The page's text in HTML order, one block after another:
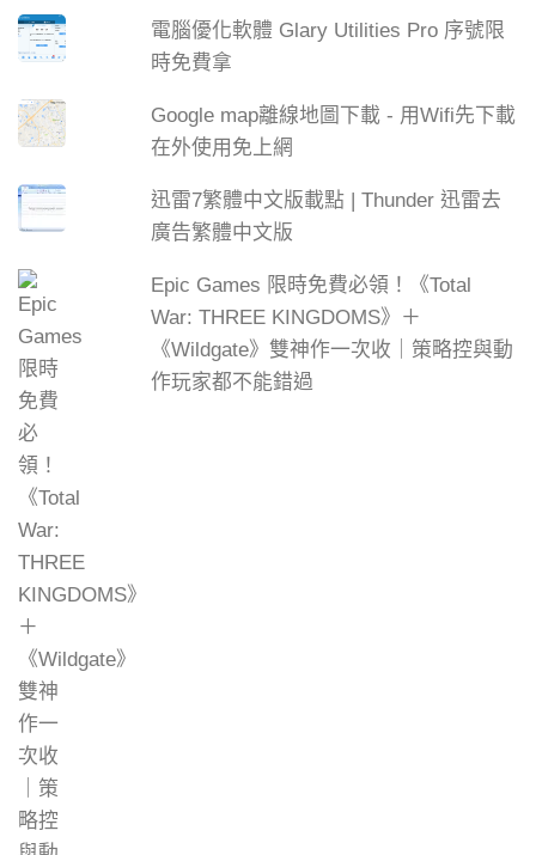
電腦優化軟體 Glary Utilities Pro 序號限
時免費拿
Google map離線地圖下載 - 用Wifi先下載
在外使用免上網
迅雷7繁體中文版載點 | Thunder 迅雷去
廣告繁體中文版
Epic Games 限時免費必領！《Total
War: THREE KINGDOMS》＋
《Wildgate》雙神作一次收｜策略控與動
作玩家都不能錯過